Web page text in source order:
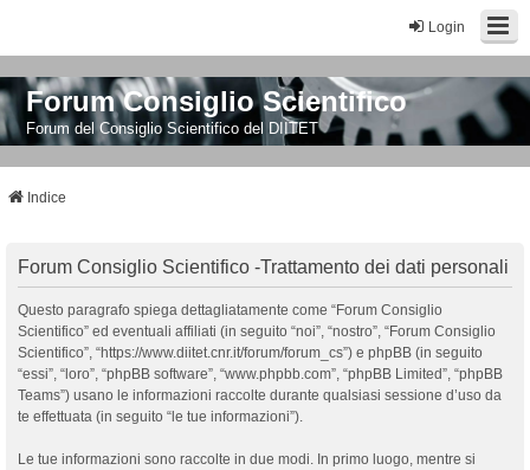
Login
Forum Consiglio Scientifico
Forum del Consiglio Scientifico del DIITET
Indice
Forum Consiglio Scientifico -Trattamento dei dati personali
Questo paragrafo spiega dettagliatamente come “Forum Consiglio
Scientifico” ed eventuali affiliati (in seguito “noi”, “nostro”, “Forum Consiglio
Scientifico”, “https://www.diitet.cnr.it/forum/forum_cs”) e phpBB (in seguito
“essi”, “loro”, “phpBB software”, “www.phpbb.com”, “phpBB Limited”, “phpBB
Teams”) usano le informazioni raccolte durante qualsiasi sessione d’uso da
te effettuata (in seguito “le tue informazioni”).
Le tue informazioni sono raccolte in due modi. In primo luogo, mentre si